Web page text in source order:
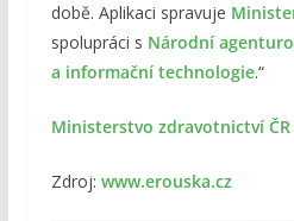
době. Aplikaci spravuje
spolupráci s Národní
a informační technologie.“
Ministerstvo zdravotnictví ČR
Zdroj: www.erouska.cz